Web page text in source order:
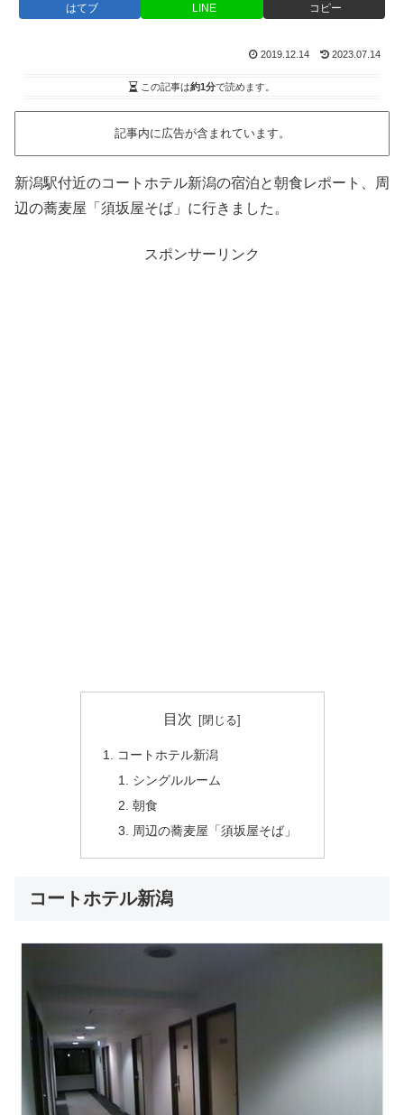
はてブ LINE コピー
2019.12.14 2023.07.14
この記事は約1分で読めます。
記事内に広告が含まれています。
新潟駅付近のコートホテル新潟の宿泊と朝食レポート、周
辺の蕎麦屋「須坂屋そば」に行きました。
スポンサーリンク
目次
コートホテル新潟
シングルルーム
朝食
周辺の蕎麦屋「須坂屋そば」
コートホテル新潟